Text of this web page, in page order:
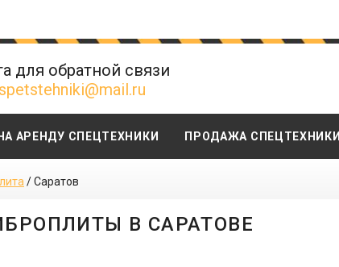
для обратной связи
АРЕНДУ СПЕЦТЕХНИКИ ПРОДАЖА СПЕЦТЕХНИКИ
/Саратов
В САРАТОВЕ